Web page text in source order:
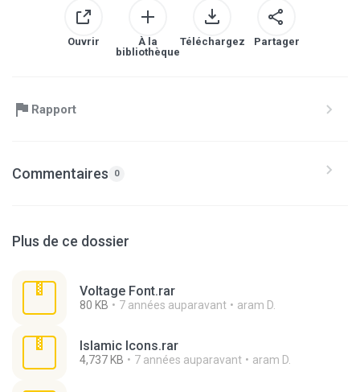
Ouvrir
À la
bibliothèque
Téléchargez Partager
Rapport
Commentaires 0
Plus de ce dossier
Voltage Font.rar
80 KB 7 années auparavant aram D.
Islamic Icons.rar
4,737 KB 7 années auparavant aram D.